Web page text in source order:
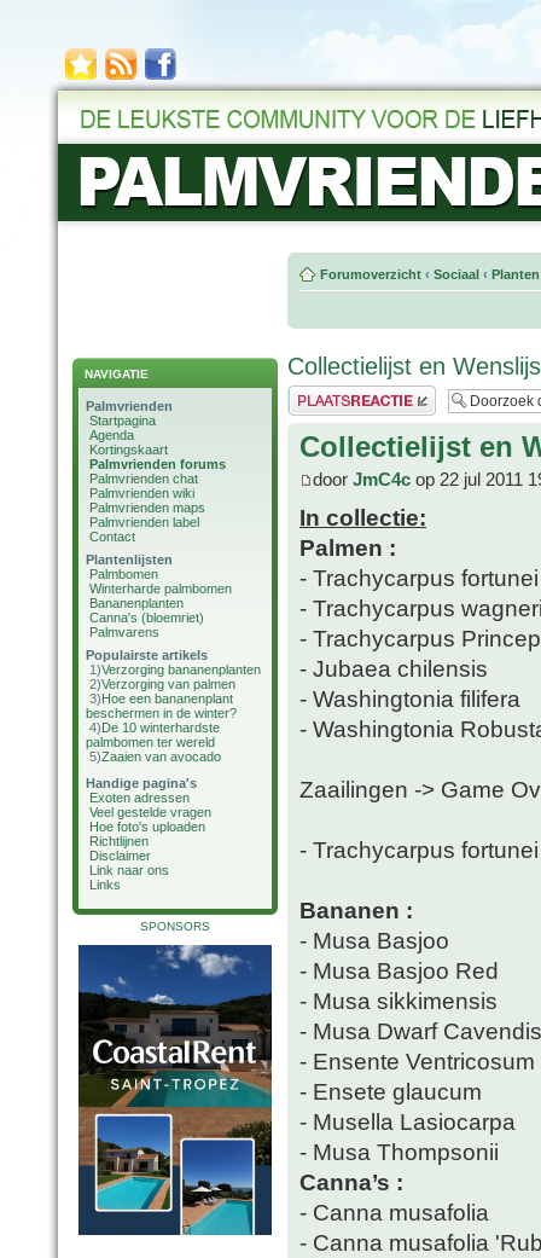
NAVIGATIE
Palmvrienden
Startpagina
Agenda
Kortingskaart
Palmvrienden forums
Palmvrienden chat
Palmvrienden wiki
Palmvrienden maps
Palmvrienden label
Contact
Plantenlijsten
Palmbomen
Winterharde palmbomen
Bananenplanten
Canna's (bloemriet)
Palmvarens
Populairste artikels
1)Verzorging bananenplanten
2)Verzorging van palmen
3)Hoe een bananenplant
beschermen in de winter?
4)De 10 winterhardste
palmbomen ter wereld
5)Zaaien van avocado
Handige pagina's
Exoten adressen
Veel gestelde vragen
Hoe foto's uploaden
Richtlijnen
Disclaimer
Link naar ons
Links
SPONSORS
Forumoverzicht ‹ Sociaal ‹
Collectielijst en
Plaats een reactie
Collectielijst en
door JmC4c op 22 jul 2011
In collectie:
Palmen :
- Trachycarpus fortunei
- Trachycarpus
- Trachycarpus
- Jubaea chilensis
- Washingtonia filifera
- Washingtonia
Zaailingen -> Game
- Trachycarpus
Bananen :
- Musa Basjoo
- Musa Basjoo Red
- Musa sikkimensis
- Musa Dwarf
- Ensente Ventricosum
- Ensete glaucum
- Musella Lasiocarpa
- Musa Thompsonii
Canna’s :
- Canna musafolia
- Canna musafolia